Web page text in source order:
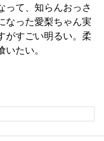
って、知らんおっさ
なった愛梨ちゃん実
がすごい明るい。柔
たい。